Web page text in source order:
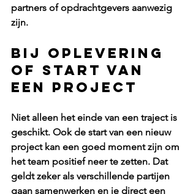
partners of opdrachtgevers aanwezig
zijn.
Bij oplevering
of start van
een project
Niet alleen het einde van een traject is
geschikt. Ook de start van een nieuw
project kan een goed moment zijn om
het team positief neer te zetten. Dat
geldt zeker als verschillende partijen
gaan samenwerken en je direct een